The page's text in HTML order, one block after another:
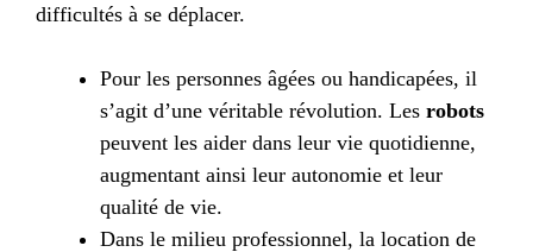
difficultés à se déplacer.
Pour les personnes âgées ou handicapées, il
s’agit d’une véritable révolution. Les robots
peuvent les aider dans leur vie quotidienne,
augmentant ainsi leur autonomie et leur
qualité de vie.
Dans le milieu professionnel, la location de